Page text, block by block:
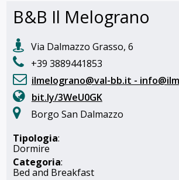
B&B Il Melograno
Via Dalmazzo Grasso, 6
+39 3889441853
ilmelograno@val-bb.it -
bit.ly/3WeU0GK
Borgo San Dalmazzo
Tipologia:
Dormire
Categoria:
Bed and Breakfast